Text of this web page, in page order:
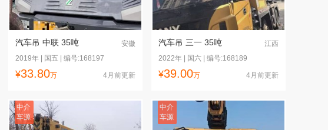
汽车吊 中联 35吨
安徽
2019年 | 国五 | 编号:168197
¥33.80万 4月前更新
汽车吊 三一 35吨
江西
2022年 | 国六 | 编号:168189
¥39.00万 4月前更新
中介
车源
中介
车源